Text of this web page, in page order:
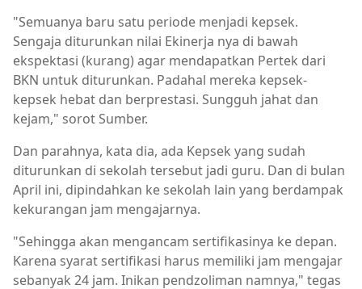
"Semuanya baru satu periode menjadi kepsek.
Sengaja diturunkan nilai Ekinerja nya di bawah
ekspektasi (kurang) agar mendapatkan Pertek dari
BKN untuk diturunkan. Padahal mereka kepsek-
kepsek hebat dan berprestasi. Sungguh jahat dan
kejam," sorot Sumber.
Dan parahnya, kata dia, ada Kepsek yang sudah
diturunkan di sekolah tersebut jadi guru. Dan di bulan
April ini, dipindahkan ke sekolah lain yang berdampak
kekurangan jam mengajarnya.
"Sehingga akan mengancam sertifikasinya ke depan.
Karena syarat sertifikasi harus memiliki jam mengajar
sebanyak 24 jam. Inikan pendzoliman namnya," tegas